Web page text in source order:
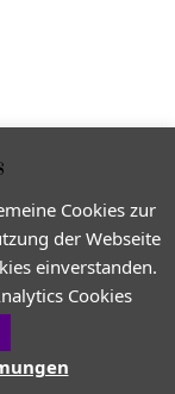
Cookies zur
der Webseite
einverstanden.
Cookies